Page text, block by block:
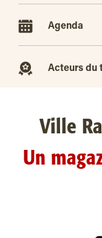
Agenda
Acteurs du
Ville
Un